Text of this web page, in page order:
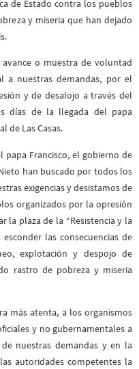
de Estado contra los pueblos
y miseria que han dejado
o muestra de voluntad
a nuestras demandas, por el
y de desalojo a través del
días de la llegada del papa
de Las Casas.
papa Francisco, el gobierno de
han buscado por todos los
exigencias y desistamos de
organizados por la opresión
la plaza de la “Resistencia y la
las consecuencias de
explotación y despojo de
rastro de pobreza y miseria
más atenta, a los organismos
y no gubernamentales a
nuestras demandas y en la
autoridades competentes la